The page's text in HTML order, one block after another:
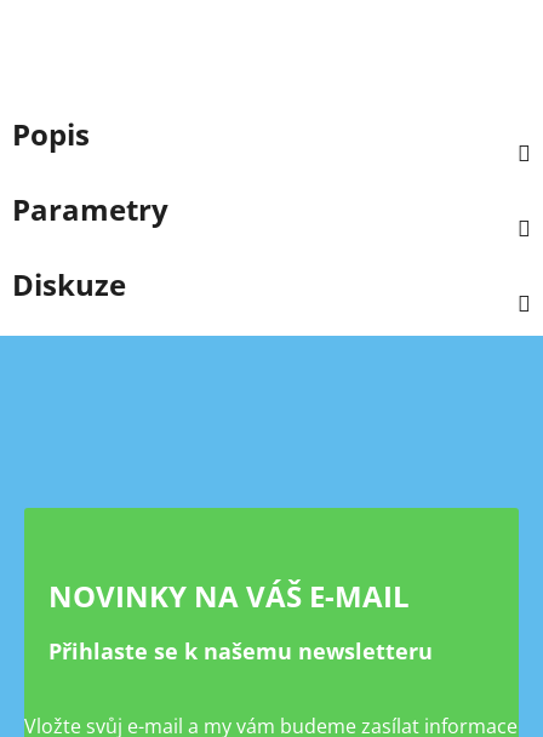
Popis
Parametry
Diskuze
Z
NOVINKY NA VÁŠ E-MAIL
Přihlaste se k našemu newsletteru
Vložte svůj e-mail a my vám budeme zasílat informace